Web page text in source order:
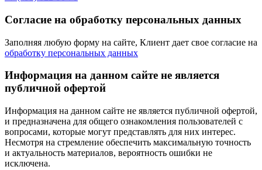
Согласие на обработку персональных данных
Заполняя любую форму на сайте, Клиент дает свое согласие на
обработку персональных данных
Информация на данном сайте не является
публичной офертой
Информация на данном сайте не является публичной офертой,
и предназначена для общего ознакомления пользователей с
вопросами, которые могут представлять для них интерес.
Несмотря на стремление обеспечить максимальную точность
и актуальность материалов, вероятность ошибки не
исключена.